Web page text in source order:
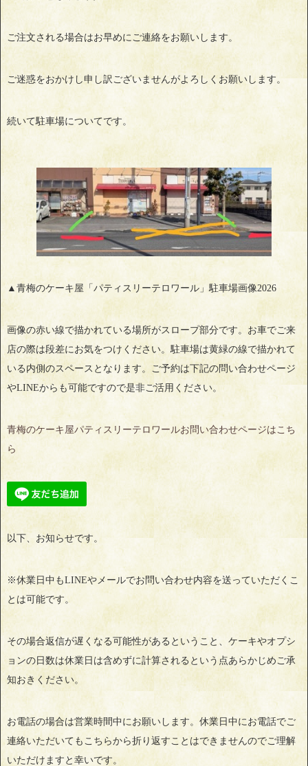
ご注文される場合はお早めにご連絡をお願いします。
ご迷惑をおかけし申し訳ございませんがよろしくお願いします。
続いて駐車場についてです。
▲青梅のケーキ屋「パティスリーテロワール」駐車場画像2026
画像の赤い線で描かれている場所がスロープ部分です。お車でご来
店の際は段差にお気をつけください。駐車場は黄緑の線で描かれて
いる内側のスペースとなります。ご予約は下記の問い合わせページ
やLINEからも可能ですので是非ご活用ください。
青梅のケーキ屋パティスリーテロワールお問い合わせページはこち
ら
以下、お知らせです。
※休業日中もLINEやメールでお問い合わせ内容を送っていただくこ
とは可能です。
その場合返信が遅くなる可能性があるということ、ケーキやオプシ
ョンの日数は休業日は含めずに計算されるという点あらかじめご承
知おきください。
お電話の場合は営業時間中にお願いします。休業日中にお電話でご
連絡いただいてもこちらから折り返すことはできませんのでご理解
いただけますと幸いです。